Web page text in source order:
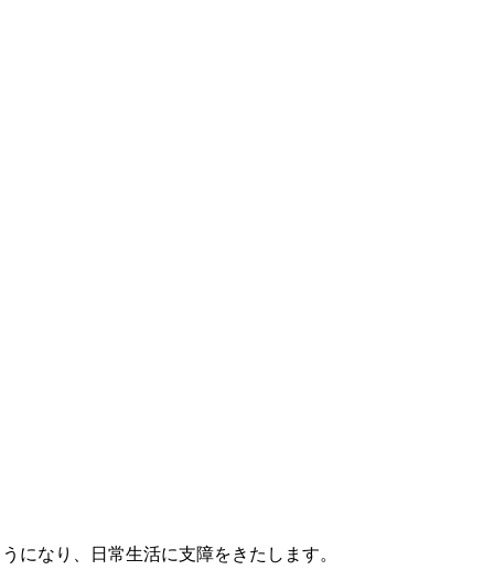
になり、日常生活に支障をきたします。